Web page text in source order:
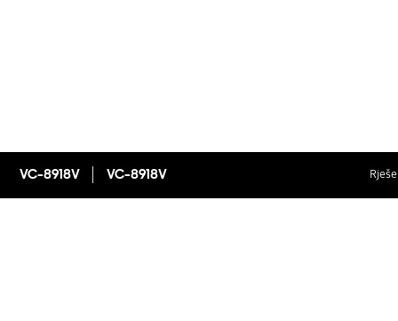
VC-8918V VC-8918V